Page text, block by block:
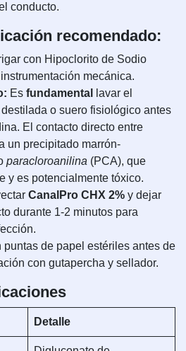
conducto.
recomendado:
con Hipoclorito de Sodio
mecánica.
Es fundamental
lavar el
o suero fisiológico antes
El contacto directo entre
un precipitado marrón-
paracloroanilina (PCA), que
y es potencialmente tóxico.
CanalPro CHX 2% y dejar
durante 1-2 minutos para
puntas de papel estériles antes de
con gutapercha y sellador.
Detalle